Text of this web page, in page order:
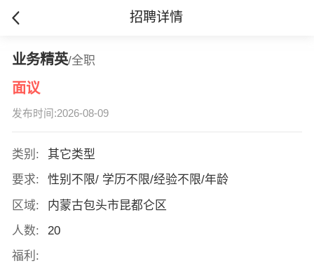
招聘详情
业务精英/全职
面议
发布时间:2026-08-09
类别:
其它类型
要求:
性别不限/ 学历不限/经验不限/年龄
区域:
内蒙古包头市昆都仑区
人数:
20
福利: